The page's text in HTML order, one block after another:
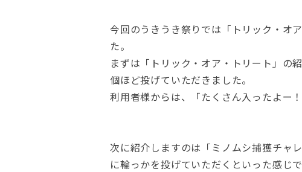
今回のうきうき祭りでは「トリック・オ
た。
まずは「トリック・オア・トリート」の
個ほど投げていただきました。
利用者様からは、「たくさん入ったよー
次に紹介しますのは「ミノムシ捕獲チャ
に輪っかを投げていただくといった感じで